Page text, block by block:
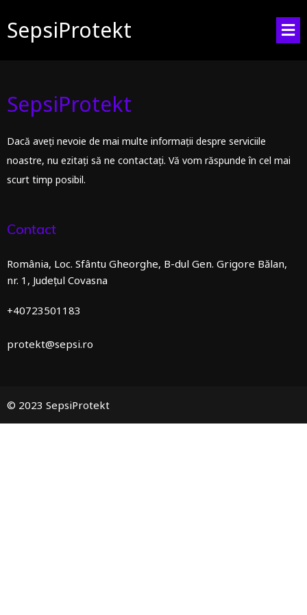
SepsiProtekt
SepsiProtekt
Dacă aveți nevoie de mai multe informații despre serviciile
noastre, nu ezitați să ne contactați. Vă vom răspunde în cel mai
scurt timp posibil.
Contact
România, Loc. Sfântu Gheorghe, B-dul Gen. Grigore Bălan,
nr. 1, Județul Covasna
+40723501183
protekt@sepsi.ro
© 2023 SepsiProtekt